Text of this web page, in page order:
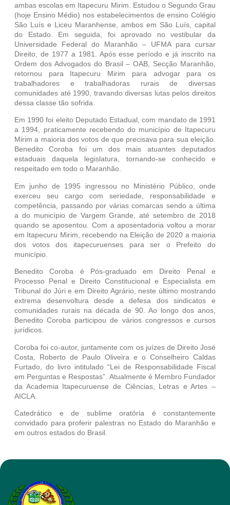
ambas escolas em Itapecuru Mirim. Estudou o Segundo Grau
(hoje Ensino Médio) nos estabelecimentos de ensino Colégio
São Luís e Liceu Maranhense, ambos em São Luís, capital
do Estado. Em seguida, foi aprovado no vestibular da
Universidade Federal do Maranhão – UFMA para cursar
Direito, de 1977 a 1981. Após esse período e já inscrito na
Ordem dos Advogados do Brasil – OAB, Secção Maranhão,
retornou para Itapecuru Mirim para advogar para os
trabalhadores e trabalhadoras rurais de diversas
comunidades até 1990, travando diversas lutas pelos direitos
dessa classe tão sofrida.
Em 1990 foi eleito Deputado Estadual, com mandato de 1991
a 1994, praticamente recebendo do município de Itapecuru
Mirim a maioria dos votos de que precisava para sua eleição.
Benedito Coroba foi um dos mais atuantes deputados
estaduais daquela legislatura, tornando-se conhecido e
respeitado em todo o Maranhão.
Em junho de 1995 ingressou no Ministério Público, onde
exerceu seu cargo com seriedade, responsabilidade e
competência, passando por várias comarcas sendo a última
a do município de Vargem Grande, até setembro de 2018
quando se aposentou. Com a aposentadoria voltou a morar
em Itapecuru Mirim, recebendo na Eleição de 2020 a maioria
dos votos dos itapecuruenses para ser o Prefeito do
município.
Benedito Coroba é Pós-graduado em Direito Penal e
Processo Penal e Direito Constitucional e Especialista em
Tribunal do Júri e em Direito Agrário, neste último mostrando
extrema desenvoltura desde a defesa dos sindicatos e
comunidades rurais na década de 90. Ao longo dos anos,
Benedito Coroba participou de vários congressos e cursos
jurídicos.
Coroba foi co-autor, juntamente com os juízes de Direito José
Costa, Roberto de Paulo Oliveira e o Conselheiro Caldas
Furtado, do livro intitulado “Lei de Responsabilidade Fiscal
em Perguntas e Respostas”. Atualmente é Membro Fundador
da Academia Itapecuruense de Ciências, Letras e Artes –
AICLA.
Catedrático e de sublime oratória é constantemente
convidado para proferir palestras no Estado do Maranhão e
em outros estados do Brasil.